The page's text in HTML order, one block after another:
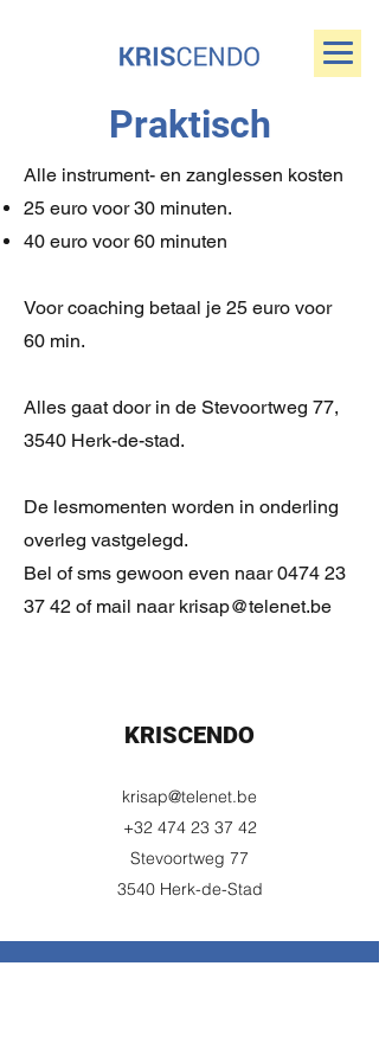
Praktisch
Alle instrument- en zanglessen kosten
25 euro voor 30 minuten.
40 euro voor 60 minuten
Voor coaching betaal je 25 euro voor
60 min.
Alles gaat door in de Stevoortweg 77,
3540 Herk-de-stad.
De lesmomenten worden in onderling
overleg vastgelegd.
Bel of sms gewoon even naar 0474 23
37 42 of mail naar krisap@telenet.be
KRISCENDO
krisap@telenet.be
+32 474 23 37 42
Stevoortweg 77
3540 Herk-de-Stad